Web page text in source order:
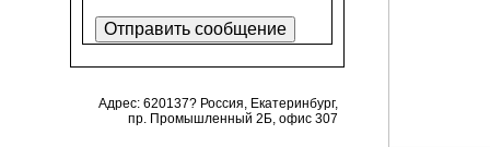
Адрес: 620137? Россия, Екатеринбург,
пр. Промышленный 2Б, офис 307